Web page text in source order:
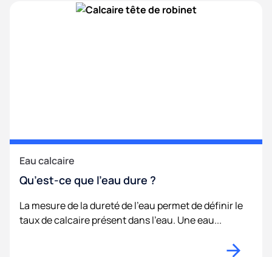
Eau calcaire
Qu’est-ce que l’eau dure ?
La mesure de la dureté de l'eau permet de définir le
taux de calcaire présent dans l'eau. Une eau...